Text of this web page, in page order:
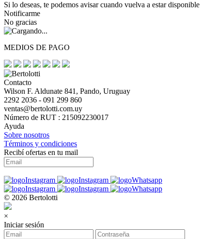
Si lo deseas, te podemos avisar cuando vuelva a estar disponible
Notificarme
No gracias
MEDIOS DE PAGO
Contacto
Wilson F. Aldunate 841, Pando, Uruguay
2292 2036 - 091 299 860
ventas@bertolotti.com.uy
Número de RUT : 215092230017
Ayuda
Sobre nosotros
Términos y condiciones
Recibí ofertas en tu mail
© 2026 Bertolotti
×
Iniciar sesión